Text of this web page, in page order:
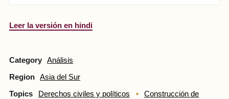
Leer la versión en hindi
Category Análisis
Region Asia del Sur
Topics Derechos civiles y políticos
Construcción de